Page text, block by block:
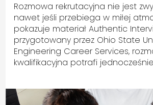
Rozmowa rekrutacyjna nie jest
nawet jeśli przebiega w miłej
pokazuje materiał Authentic
przygotowany przez Ohio State
Engineering Career Services,
kwalifikacyjna potrafi